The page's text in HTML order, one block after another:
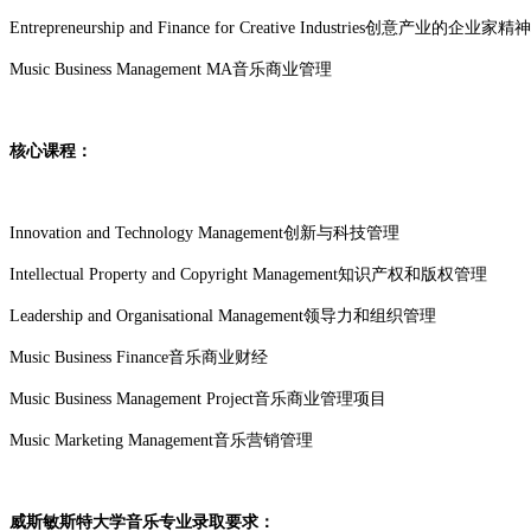
Entrepreneurship and Finance for Creative Industries创意产业的企业家精
Music Business Management MA音乐商业管理
核心课程：
Innovation and Technology Management创新与科技管理
Intellectual Property and Copyright Management知识产权和版权管理
Leadership and Organisational Management领导力和组织管理
Music Business Finance音乐商业财经
Music Business Management Project音乐商业管理项目
Music Marketing Management音乐营销管理
威斯敏斯特大学音乐专业录取要求：